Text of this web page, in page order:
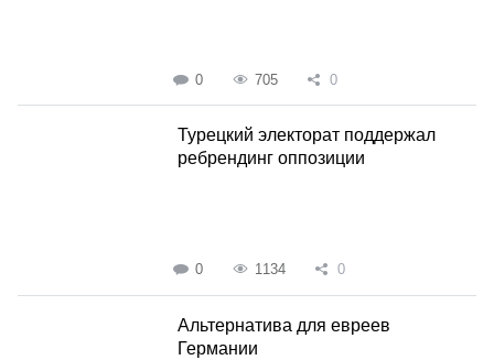
0 705 0
Турецкий электорат поддержал
ребрендинг оппозиции
0 1134 0
Альтернатива для евреев
Германии